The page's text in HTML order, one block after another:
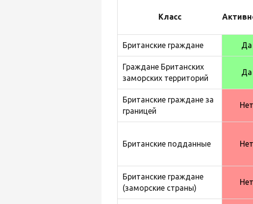
Класс
Британские граждане
Да
Граждане Британских
заморских территорий
Да
Британские граждане за
границей
Нет
Британские подданные Нет
Британские граждане
(заморские страны)
Нет